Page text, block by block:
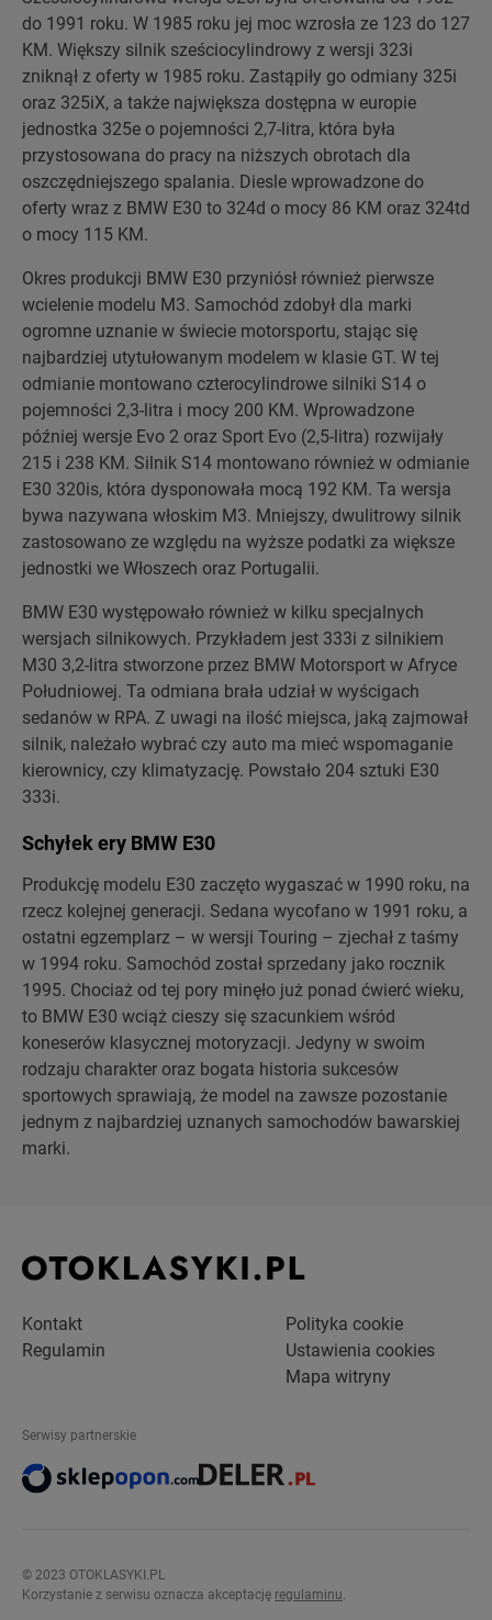
do 1991 roku. W 1985 roku jej moc wzrosła ze 123 do 127
KM. Większy silnik sześciocylindrowy z wersji 323i
zniknął z oferty w 1985 roku. Zastąpiły go odmiany 325i
oraz 325iX, a także największa dostępna w europie
jednostka 325e o pojemności 2,7-litra, która była
przystosowana do pracy na niższych obrotach dla
oszczędniejszego spalania. Diesle wprowadzone do
oferty wraz z BMW E30 to 324d o mocy 86 KM oraz 324td
o mocy 115 KM.
Okres produkcji BMW E30 przyniósł również pierwsze
wcielenie modelu M3. Samochód zdobył dla marki
ogromne uznanie w świecie motorsportu, stając się
najbardziej utytułowanym modelem w klasie GT. W tej
odmianie montowano czterocylindrowe silniki S14 o
pojemności 2,3-litra i mocy 200 KM. Wprowadzone
później wersje Evo 2 oraz Sport Evo (2,5-litra) rozwijały
215 i 238 KM. Silnik S14 montowano również w odmianie
E30 320is, która dysponowała mocą 192 KM. Ta wersja
bywa nazywana włoskim M3. Mniejszy, dwulitrowy silnik
zastosowano ze względu na wyższe podatki za większe
jednostki we Włoszech oraz Portugalii.
BMW E30 występowało również w kilku specjalnych
wersjach silnikowych. Przykładem jest 333i z silnikiem
M30 3,2-litra stworzone przez BMW Motorsport w Afryce
Południowej. Ta odmiana brała udział w wyścigach
sedanów w RPA. Z uwagi na ilość miejsca, jaką zajmował
silnik, należało wybrać czy auto ma mieć wspomaganie
kierownicy, czy klimatyzację. Powstało 204 sztuki E30
333i.
Schyłek ery BMW E30
Produkcję modelu E30 zaczęto wygaszać w 1990 roku, na
rzecz kolejnej generacji. Sedana wycofano w 1991 roku, a
ostatni egzemplarz – w wersji Touring – zjechał z taśmy
w 1994 roku. Samochód został sprzedany jako rocznik
1995. Chociaż od tej pory minęło już ponad ćwierć wieku,
to BMW E30 wciąż cieszy się szacunkiem wśród
koneserów klasycznej motoryzacji. Jedyny w swoim
rodzaju charakter oraz bogata historia sukcesów
sportowych sprawiają, że model na zawsze pozostanie
jednym z najbardziej uznanych samochodów bawarskiej
marki.
Kontakt
Regulamin
Polityka cookie
Ustawienia cookies
Mapa witryny
Serwisy partnerskie
© 2023 OTOKLASYKI.PL
Korzystanie z serwisu oznacza akceptację regulaminu.